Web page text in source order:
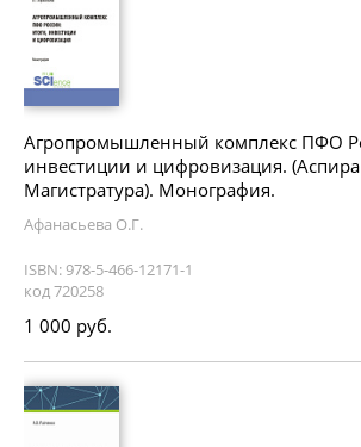
Агропромышленный комплекс ПФО
инвестиции и цифровизация.
Магистратура). Монография.
Афанасьева О.Г.
ISBN: 978-5-466-12171-1
код 720258
1 000 руб.